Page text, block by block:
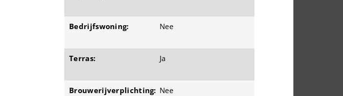
Bedrijfswoning: Nee
Terras: Ja
Brouwerijverplichting: Nee